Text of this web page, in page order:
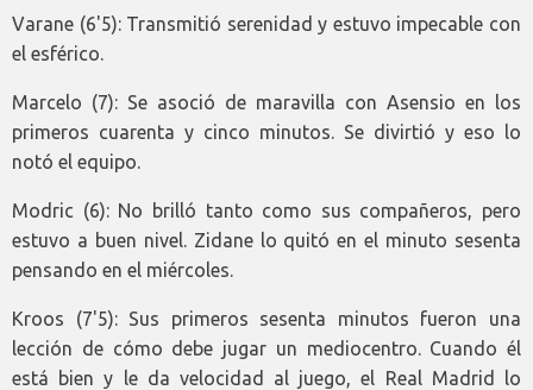
Varane (6'5): Transmitió serenidad y estuvo impecable con
el esférico.
Marcelo (7): Se asoció de maravilla con Asensio en los
primeros cuarenta y cinco minutos. Se divirtió y eso lo
notó el equipo.
Modric (6): No brilló tanto como sus compañeros, pero
estuvo a buen nivel. Zidane lo quitó en el minuto sesenta
pensando en el miércoles.
Kroos (7'5): Sus primeros sesenta minutos fueron una
lección de cómo debe jugar un mediocentro. Cuando él
está bien y le da velocidad al juego, el Real Madrid lo